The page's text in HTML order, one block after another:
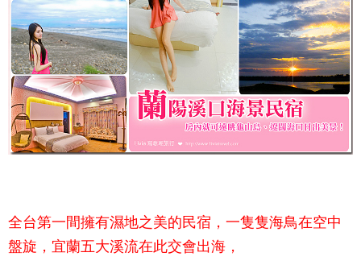
全台第一間擁有濕地之美的民宿，一隻隻海鳥在空中
盤旋，宜蘭五大溪流在此交會出海，